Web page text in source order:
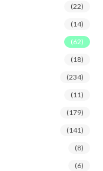
(22)
(14)
(62)
(18)
(234)
(11)
(179)
(141)
(8)
(6)